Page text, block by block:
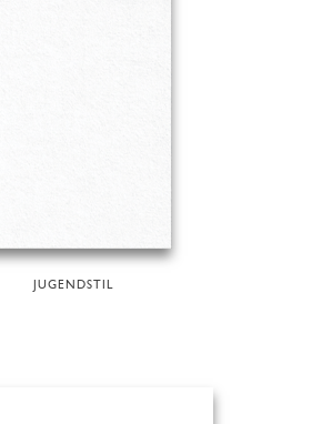
JUGENDSTIL